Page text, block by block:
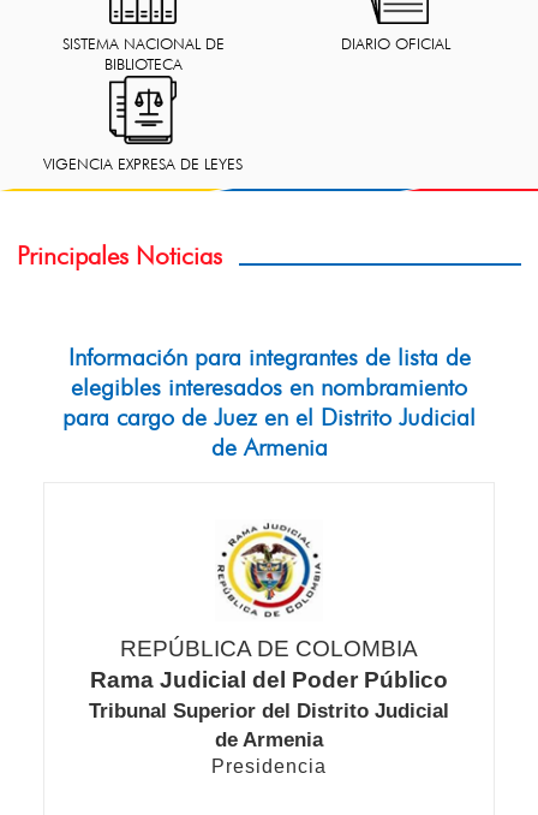
SISTEMA NACIONAL DE
BIBLIOTECA
DIARIO OFICIAL
VIGENCIA EXPRESA DE LEYES
Principales Noticias
Información para integrantes de lista de
elegibles interesados en nombramiento
para cargo de Juez en el Distrito Judicial
de Armenia
REPÚBLICA DE COLOMBIA
Rama Judicial del Poder Público
Tribunal Superior del Distrito Judicial
de Armenia
Presidencia